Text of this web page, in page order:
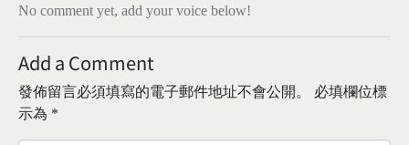
No comment yet, add your voice below!
Add a Comment
發佈留言必須填寫的電子郵件地址不會公開。
必填欄位標
示為 *